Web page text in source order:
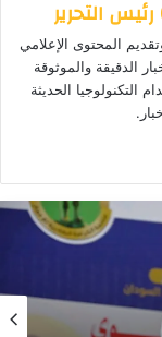
التحرير
المحتوى الإعلامي
الدقيقة والموثوقة
التكنولوجيا الحديثة